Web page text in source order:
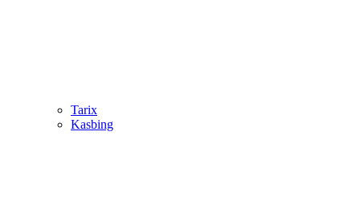
Tarix
Kasbing